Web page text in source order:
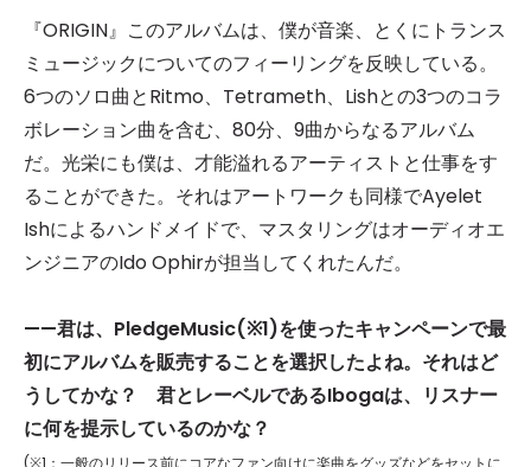
『ORIGIN』このアルバムは、僕が音楽、とくにトランス
ミュージックについてのフィーリングを反映している。
6つのソロ曲とRitmo、Tetrameth、Lishとの3つのコラ
ボレーション曲を含む、80分、9曲からなるアルバム
だ。光栄にも僕は、才能溢れるアーティストと仕事をす
ることができた。それはアートワークも同様でAyelet
Ishによるハンドメイドで、マスタリングはオーディオエ
ンジニアのIdo Ophirが担当してくれたんだ。
——君は、PledgeMusic(※1)を使ったキャンペーンで最
初にアルバムを販売することを選択したよね。それはど
うしてかな？ 君とレーベルであるIbogaは、リスナー
に何を提示しているのかな？
(※1：一般のリリース前にコアなファン向けに楽曲をグッズなどをセットに